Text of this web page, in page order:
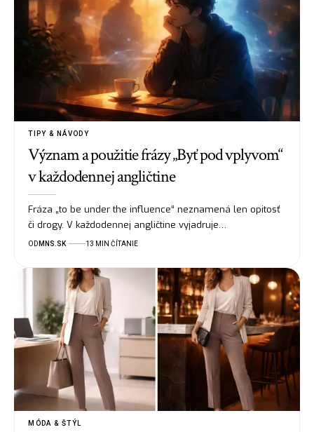
TIPY & NÁVODY
Význam a použitie frázy „Byť pod vplyvom“
v každodennej angličtine
Fráza „to be under the influence“ neznamená len opitosť
či drogy. V každodennej angličtine vyjadruje…
OD MNS.SK 13 MIN ČÍTANIE
MÓDA & ŠTÝL